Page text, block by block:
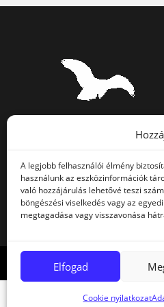
A legjobb felhasználói élmény
használunk az eszközinformációk
való hozzájárulás lehetővé teszi
böngészési viselkedés vagy az
megtagadása vagy visszavonása
Elfogad
Cookie nyilatkozat
3300 Eger Maklári út 120
© Minden jog fenntartva |